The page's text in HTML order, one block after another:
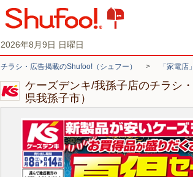
2026年8月9日 日曜日
チラシ・広告掲載のShufoo!（シュフー） > 「家電
ケーズデンキ/我孫子店のチラシ
県我孫子市）